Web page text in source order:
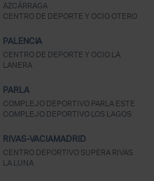
AZCÁRRAGA
CENTRO DE DEPORTE Y OCIO OTERO
PALENCIA
CENTRO DE DEPORTE Y OCIO LA
LANERA
PARLA
COMPLEJO DEPORTIVO PARLA ESTE
COMPLEJO DEPORTIVO LOS LAGOS
RIVAS-VACIAMADRID
CENTRO DEPORTIVO SUPERA RIVAS
LA LUNA